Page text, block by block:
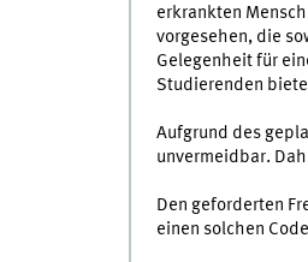
erkrankten
vorgesehen, die
Gelegenheit für
Studierenden
Aufgrund des
unvermeidbar.
Den geforderten
einen solchen